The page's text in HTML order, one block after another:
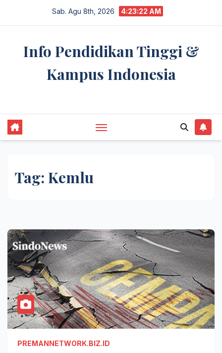
Sab. Agu 8th, 2026 4:23:22 AM
Info Pendidikan Tinggi &
Kampus Indonesia
Tag: Kemlu
PREMANNETWORK.BIZ.ID